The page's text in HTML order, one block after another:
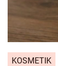
KOSMETIK